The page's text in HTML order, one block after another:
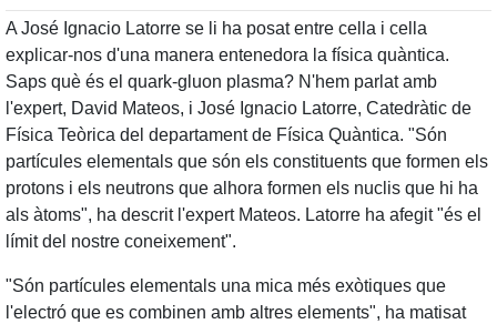
A José Ignacio Latorre se li ha posat entre cella i cella
explicar-nos d'una manera entenedora la física quàntica.
Saps què és el quark-gluon plasma? N'hem parlat amb
l'expert, David Mateos, i José Ignacio Latorre, Catedràtic de
Física Teòrica del departament de Física Quàntica. "Són
partícules elementals que són els constituents que formen els
protons i els neutrons que alhora formen els nuclis que hi ha
als àtoms", ha descrit l'expert Mateos. Latorre ha afegit "és el
límit del nostre coneixement".
"Són partícules elementals una mica més exòtiques que
l'electró que es combinen amb altres elements", ha matisat